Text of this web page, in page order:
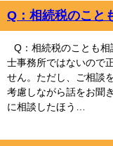
Q：相続税のこと
Q：相続税のことも
士事務所ではないので
せん。ただし、ご相談
考慮しながら話をお聞
に相談したほう…